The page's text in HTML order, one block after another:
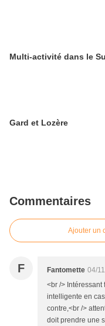
Multi-activité dans le
Gard et Lozère
Commentaires
Ajouter un
F Fantomette 04/
<br />
intelligente en
contre,<br />
doit prendre une